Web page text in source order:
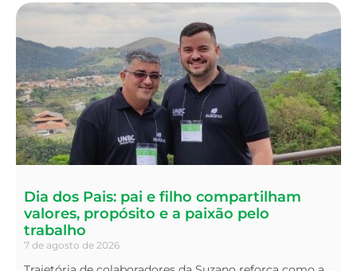
Dia dos Pais: pai e filho compartilham
valores, propósito e a paixão pelo
trabalho
7 de agosto de 2026